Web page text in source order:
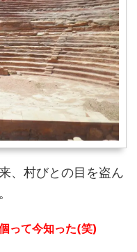
、村びとの目を盗ん
って今知った(笑)